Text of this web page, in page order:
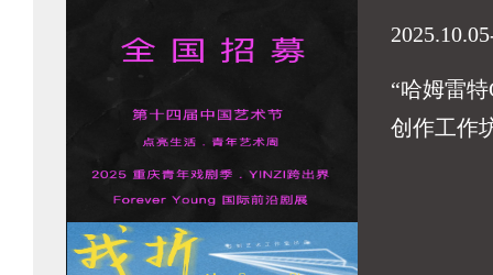
“哈姆雷
创作工作